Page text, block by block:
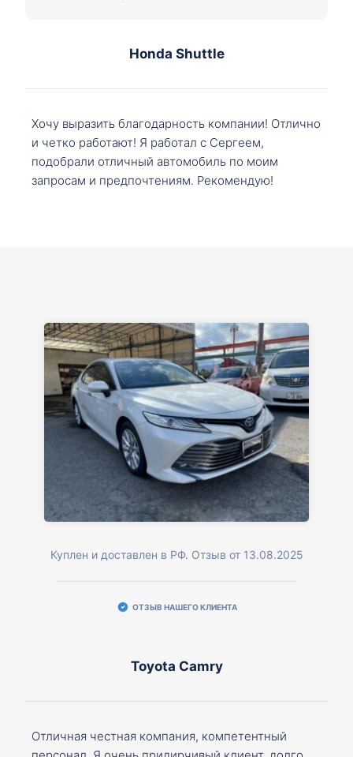
Honda Shuttle
Хочу выразить благодарность компании! Отлично
и четко работают! Я работал с Сергеем,
подобрали отличный автомобиль по моим
запросам и предпочтениям. Рекомендую!
Куплен и доставлен в РФ. Отзыв от 13.08.2025
ОТЗЫВ НАШЕГО КЛИЕНТА
Toyota Camry
Отличная честная компания, компетентный